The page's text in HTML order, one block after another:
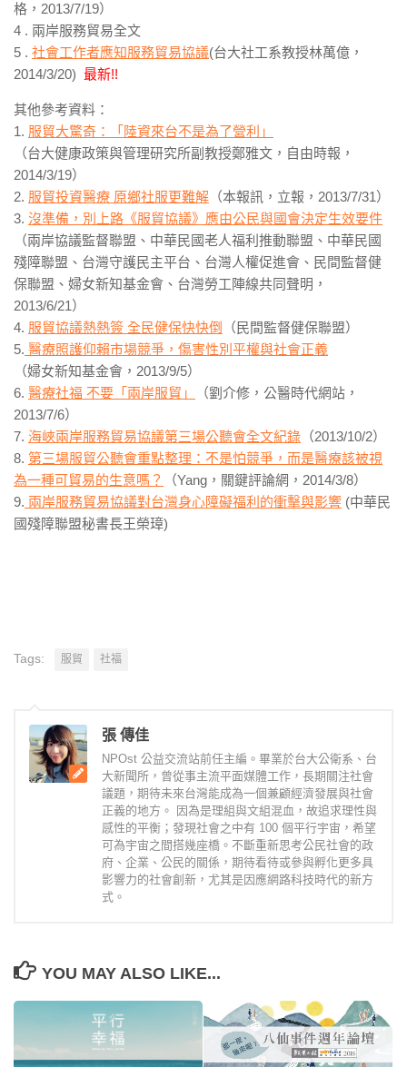
格，2013/7/19）
4 . 兩岸服務貿易全文
5 . 社會工作者應知服務貿易協議(台大社工系教授林萬億，
2014/3/20) 最新!!
其他參考資料：
1. 服貿大驚奇：「陸資來台不是為了營利」
（台大健康政策與管理研究所副教授鄭雅文，自由時報，
2014/3/19）
2. 服貿投資醫療 原鄉社服更難解 （本報訊，立報，2013/7/31）
3. 沒準備，別上路《服貿協議》應由公民與國會決定生效要件
（兩岸協議監督聯盟、中華民國老人福利推動聯盟、中華民國
殘障聯盟、台灣守護民主平台、台灣人權促進會、民間監督健
保聯盟、婦女新知基金會、台灣勞工陣線共同聲明，
2013/6/21）
4. 服貿協議熱熱簽 全民健保快快倒
（民間監督健保聯盟）
5. 醫療照護仰賴市場競爭，傷害性別平權與社會正義
（婦女新知基金會，2013/9/5）
6. 醫療社福 不要「兩岸服貿」
（劉介修，公醫時代網站，
2013/7/6）
7. 海峽兩岸服務貿易協議第三場公聽會全文紀錄 （2013/10/2）
8. 第三場服貿公聽會重點整理：不是怕競爭，而是醫療該被視
為一種可貿易的生意嗎？
（Yang，關鍵評論網，2014/3/8）
9. 兩岸服務貿易協議對台灣身心障礙福利的衝擊與影響 (中華民
國殘障聯盟秘書長王榮璋)
Tags: 服貿 社福
張 傳佳
NPOst 公益交流站前任主編。畢業於台大公衛系、台
大新聞所，曾從事主流平面媒體工作，長期關注社會
議題，期待未來台灣能成為一個兼顧經濟發展與社會
正義的地方。 因為是理組與文組混血，故追求理性與
感性的平衡；發現社會之中有 100 個平行宇宙，希望
可為宇宙之間搭幾座橋。不斷重新思考公民社會的政
府、企業、公民的關係，期待看待或參與孵化更多具
影響力的社會創新，尤其是因應網路科技時代的新方
式。
YOU MAY ALSO LIKE...